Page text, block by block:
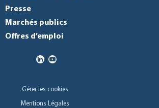
Presse
Marchés publics
Offres d’emploi
Gérer les cookies
Mentions Légales